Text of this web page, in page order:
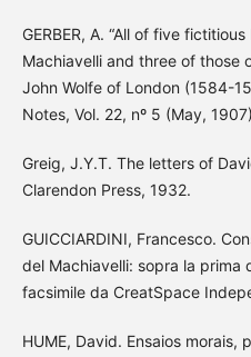
GERBER, A. “All of five
Machiavelli and three of those
John Wolfe of London (1584-
Notes, Vol. 22, nº 5 (May,
Greig, J.Y.T. The letters of
Clarendon Press, 1932.
GUICCIARDINI, Francesco.
del Machiavelli: sopra la prima
facsimile da CreatSpace
HUME, David. Ensaios morais,